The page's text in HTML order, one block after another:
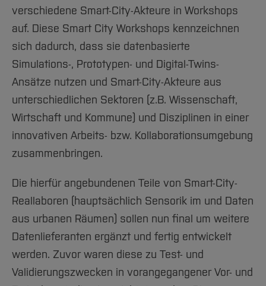
verschiedene Smart-City-Akteure in Workshops
auf. Diese Smart City Workshops kennzeichnen
sich dadurch, dass sie datenbasierte
Simulations-, Prototypen- und Digital-Twins-
Ansätze nutzen und Smart-City-Akteure aus
unterschiedlichen Sektoren (z.B. Wissenschaft,
Wirtschaft und Kommune) und Disziplinen in einer
innovativen Arbeits- bzw. Kollaborationsumgebung
zusammenbringen.
Die hierfür angebundenen Teile von Smart-City-
Reallaboren (hauptsächlich Sensorik im und Daten
aus urbanen Räumen) sollen nun final um weitere
Datenlieferanten ergänzt und fertig entwickelt
werden. Zuvor waren diese zu Test- und
Validierungszwecken in vorangegangener Vor- und